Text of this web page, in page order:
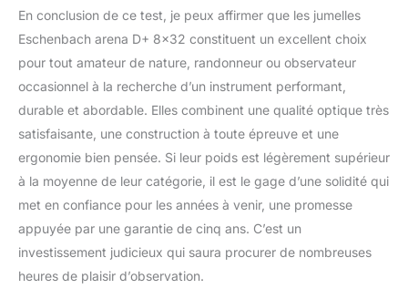
En conclusion de ce test, je peux affirmer que les jumelles
Eschenbach arena D+ 8×32 constituent un excellent choix
pour tout amateur de nature, randonneur ou observateur
occasionnel à la recherche d’un instrument performant,
durable et abordable. Elles combinent une qualité optique très
satisfaisante, une construction à toute épreuve et une
ergonomie bien pensée. Si leur poids est légèrement supérieur
à la moyenne de leur catégorie, il est le gage d’une solidité qui
met en confiance pour les années à venir, une promesse
appuyée par une garantie de cinq ans. C’est un
investissement judicieux qui saura procurer de nombreuses
heures de plaisir d’observation.